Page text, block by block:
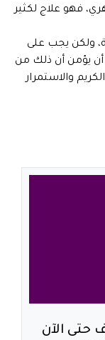
فهو علاج لكثير
ولكن يجب على
يؤمن أن ذلك من
والاستمرار
حتى الآن